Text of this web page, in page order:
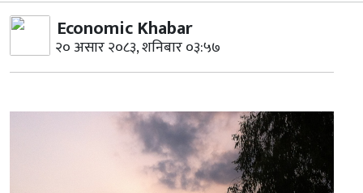
Economic Khabar
२० असार २०८३, शनिबार ०३:५७